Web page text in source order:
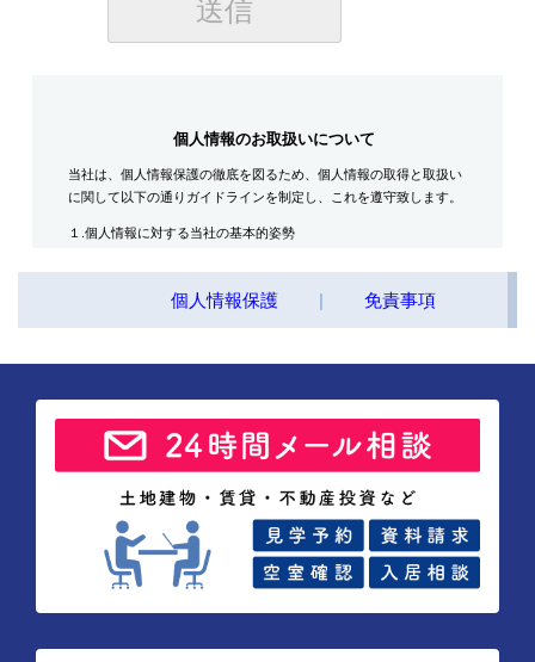
個人情報のお取扱いについて
当社は、個人情報保護の徹底を図るため、個人情報の取得と取扱い
に関して以下の通りガイドラインを制定し、これを遵守致します。
１.個人情報に対する当社の基本的姿勢
員はじめ全ての従業員が取り扱う個人情報の重要性を認識するとと
もに適正な取扱いと保護に努めます。
の所有者その他権利者
住所・氏名・性別・生年月日・年齢・職業（勤務先名称・住所・
レス等
その他の取得情報項目
個人情報が特定できる契約の種類、申込日、契約締結日、売買又
は賃料その他の価格・対価・付帯費用、取引における対象物件に
個人情報保護 | 免責事項